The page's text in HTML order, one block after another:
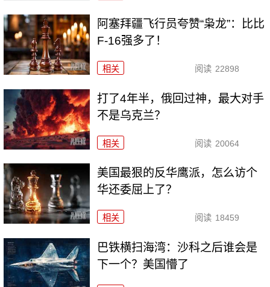
阿塞拜疆飞行员夸赞“枭龙”：比比
F-16强多了！
相关 阅读 22898
打了4年半，俄回过神，最大对手
不是乌克兰？
相关 阅读 20064
美国最狠的反华鹰派，怎么访个
华还委屈上了？
相关 阅读 18459
巴铁横扫海湾：沙科之后谁会是
下一个？美国懵了